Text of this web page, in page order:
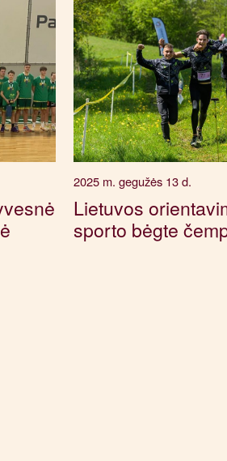
2025 m. gegužės 13 d.
Lietuvos
sporto bėgte